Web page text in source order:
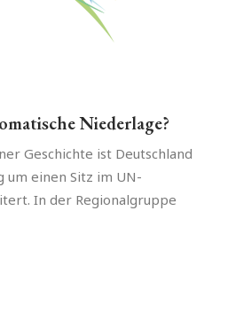
Niederlage?
Geschichte ist Deutschland
einen Sitz im UN-
In der Regionalgruppe